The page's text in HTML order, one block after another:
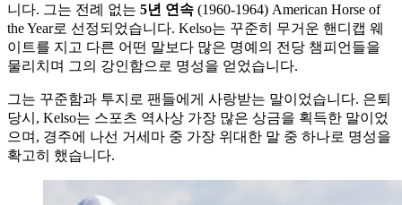
니다. 그는 전례 없는 5년 연속 (1960-1964) American Horse of
the Year로 선정되었습니다. Kelso는 꾸준히 무거운 핸디캡 웨
이트를 지고 다른 어떤 말보다 많은 명예의 전당 챔피언들을
물리치며 그의 강인함으로 명성을 얻었습니다.
그는 꾸준함과 투지로 팬들에게 사랑받는 말이었습니다. 은퇴
당시, Kelso는 스포츠 역사상 가장 많은 상금을 획득한 말이었
으며, 경주에 나선 거세마 중 가장 위대한 말 중 하나로 명성을
확고히 했습니다.